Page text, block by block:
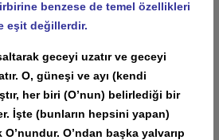
benzese de temel özellikleri
eşit değillerdir.
geceyi uzatır ve geceyi
O, güneşi ve ayı (kendi
her biri (O’nun) belirlediği bir
İşte (bunların hepsini yapan)
O’nundur. O’ndan başka yalvarıp